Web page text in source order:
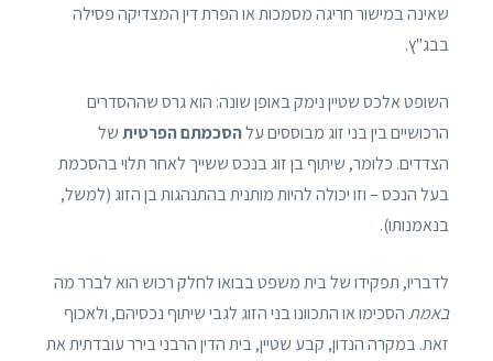
שאינה במישור חריגה מסמכות או הפרת דין המצדיקה פסילה
בבג"ץ.
השופט אלכס שטיין נימק באופן שונה: הוא גרס שההסדרים
הרכושיים בין בני זוג מבוססים עלהסכמתם הפרטיתשל
הצדדים. כלומר, שיתוף בן זוג בנכס ששייך לאחר תלוי בהסכמת
בעל הנכס – וזו יכולה להיות מותנית בהתנהגות בן הזוג (למשל,
בנאמנותו).
לדבריו, תפקידו של בית משפט בבואו לחלק רכוש הוא לברר מה
באמתהסכימו או התכוונו בני הזוג לגבי שיתוף נכסיהם, ולאכוף
זאת. במקרה הנדון, קבע שטיין, בית הדין הרבני בירר עובדתית את